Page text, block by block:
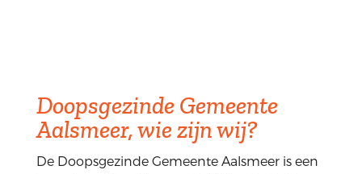
Doopsgezinde Gemeente
Aalsmeer, wie zijn wij?
De Doopsgezinde Gemeente Aalsmeer is een